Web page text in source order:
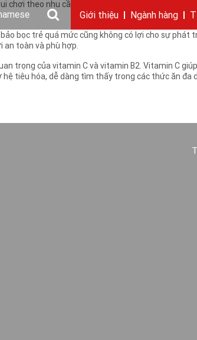
Giới thiệu
Câu chuyện KIDO Chặng đường
Ngành hàng
Ngành dầu Ngành gia vị
Tin tức & sự kiện Thông cáo
Thông điệp Ban điều hành
Giới thiệu Nhu cầu tuyển dụng
theo nhu cầu tự nhiên nữa. Cũng chỉ tại cha
bọc trẻ quá mức cũng không có lợi cho sự
an toàn và phù hợp.
trọng của vitamin C và vitamin B2. Vitamin C
tiêu hóa, dễ dàng tìm thấy trong các thức ăn đa